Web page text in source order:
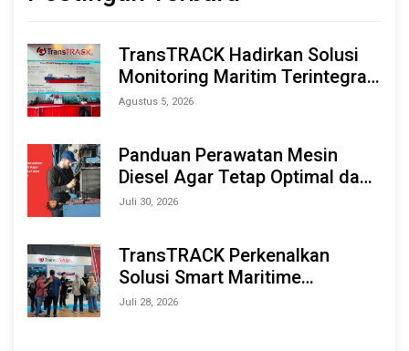
TransTRACK Hadirkan Solusi
Monitoring Maritim Terintegrasi
Berbasis AI & IoT di Indonesia
Agustus 5, 2026
Panduan Perawatan Mesin
Diesel Agar Tetap Optimal dan
Tahan Lama
Juli 30, 2026
TransTRACK Perkenalkan
Solusi Smart Maritime
Monitoring Berbasis AI dan IoT
Juli 28, 2026